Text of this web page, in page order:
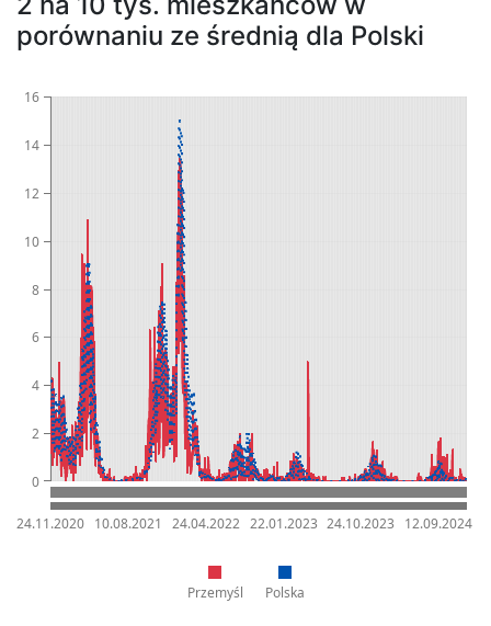
porównaniu ze średnią dla Polski
0
2
4
6
8
10
12
14
16
24.11.2020 10.08.2021 24.04.2022 22.01.2023 24.10.2023 12.09.2024
Przemyśl Polska